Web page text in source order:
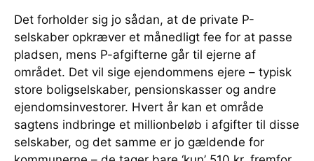
Det forholder sig jo sådan, at de private P-
selskaber opkræver et månedligt fee for at passe
pladsen, mens P-afgifterne går til ejerne af
området. Det vil sige ejendommens ejere – typisk
store boligselskaber, pensionskasser og andre
ejendomsinvestorer. Hvert år kan et område
sagtens indbringe et millionbeløb i afgifter til disse
selskaber, og det samme er jo gældende for